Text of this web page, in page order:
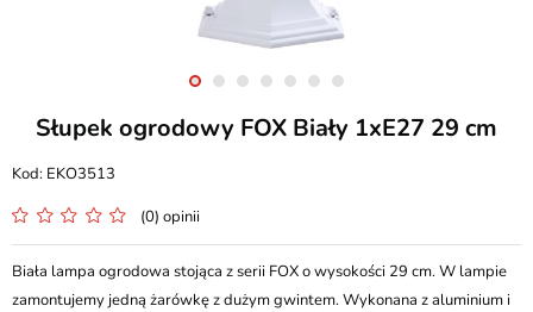
Słupek ogrodowy FOX Biały 1xE27 29 cm
EKO3513
(0) opinii
Biała lampa ogrodowa stojąca z serii FOX o wysokości 29 cm. W lampie
zamontujemy jedną żarówkę z dużym gwintem. Wykonana z aluminium i